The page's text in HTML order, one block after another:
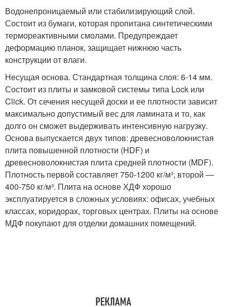
Водонепроницаемый или стабилизирующий слой.
Состоит из бумаги, которая пропитана синтетическими
термореактивными смолами. Предупреждает
деформацию планок, защищает нижнюю часть
конструкции от влаги.
Несущая основа. Стандартная толщина слоя: 6-14 мм.
Состоит из плиты и замковой системы типа Lock или
Click. От сечения несущей доски и ее плотности зависит
максимально допустимый вес для ламината и то, как
долго он сможет выдерживать интенсивную нагрузку.
Основа выпускается двух типов: древесноволокнистая
плита повышенной плотности (HDF) и
древесноволокнистая плита средней плотности (MDF).
Плотность первой составляет 750-1200 кг/м³, второй —
400-750 кг/м³. Плита на основе ХДФ хорошо
эксплуатируется в сложных условиях: офисах, учебных
классах, коридорах, торговых центрах. Плиты на основе
МДФ покупают для отделки домашних помещений.